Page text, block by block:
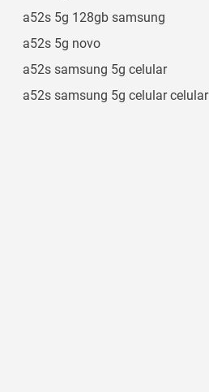
a52s 5g 128gb samsung
a52s 5g novo
a52s samsung 5g celular
a52s samsung 5g celular celular